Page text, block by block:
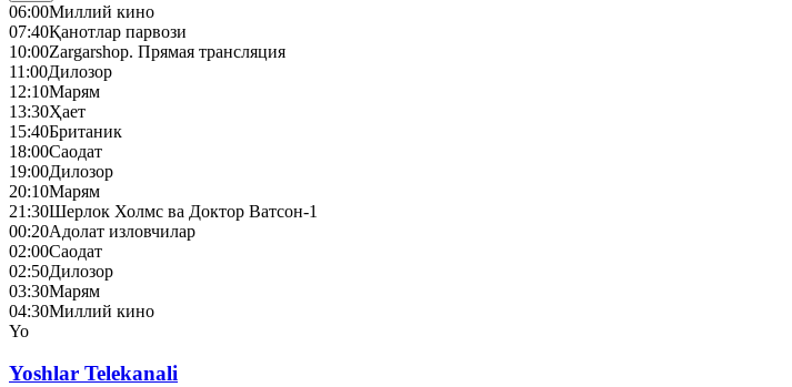
06:00Миллий кино
07:40Қанотлар парвози
10:00Zargarshop. Прямая трансляция
11:00Дилозор
12:10Марям
13:30Ҳает
15:40Британик
18:00Саодат
19:00Дилозор
20:10Марям
21:30Шерлок Холмс ва Доктор Ватсон-1
00:20Адолат изловчилар
02:00Саодат
02:50Дилозор
03:30Марям
04:30Миллий кино
Yo
Yoshlar Telekanali